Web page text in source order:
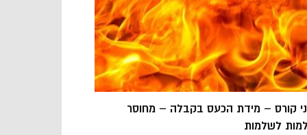
קורס – מידת הכעס בקבלה – מחוסר
לשלמות